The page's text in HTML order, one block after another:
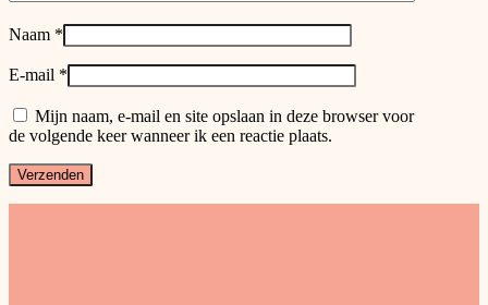
Naam *
E-mail *
Mijn naam, e-mail en site opslaan in deze browser voor
de volgende keer wanneer ik een reactie plaats.